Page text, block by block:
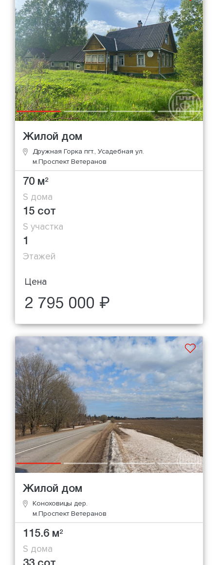
Жилой дом
Дружная Горка пгт., Усадебная ул.
м.Проспект Ветеранов
70 м2
S дома
15 сот
S участка
1
Этажей
Цена
2 795 000 ₽
Жилой дом
Коноховицы дер.
м.Проспект Ветеранов
115.6 м2
S дома